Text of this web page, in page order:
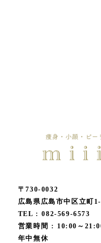
〒730-0032
広島県広島市中区立町
TEL : 082-569-6573
営業時間 : 10:00～
年中無休